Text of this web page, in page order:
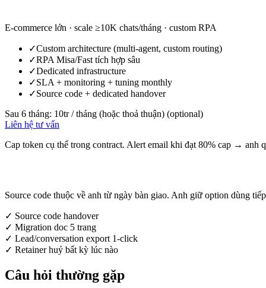
E-commerce lớn · scale ≥10K chats/tháng · custom RPA
✓Custom architecture (multi-agent, custom routing)
✓RPA Misa/Fast tích hợp sâu
✓Dedicated infrastructure
✓SLA + monitoring + tuning monthly
✓Source code + dedicated handover
Sau 6 tháng: 10tr / tháng (hoặc thoả thuận) (optional)
Liên hệ tư vấn
Cap token cụ thể trong contract. Alert email khi đạt 80% cap → anh
Source code thuộc về anh từ ngày bàn giao. Anh giữ option dùng
✓ Source code handover
✓ Migration doc 5 trang
✓ Lead/conversation export 1-click
✓ Retainer huỷ bất kỳ lúc nào
Câu hỏi thường gặp